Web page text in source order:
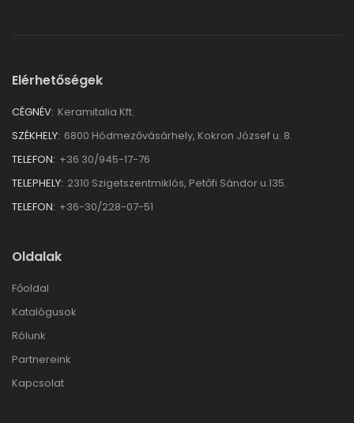
Elérhetőségek
CÉGNÉV: Keramitalia Kft.
SZÉKHELY: 6800 Hódmezővásárhely, Kokron József u. 8.
TELEFON: +36 30/945-17-76
TELEPHELY: 2310 Szigetszentmiklós, Petőfi Sándor u.135.
TELEFON: +36-30/228-07-51
Oldalak
Főoldal
Katalógusok
Rólunk
Partnereink
Kapcsolat